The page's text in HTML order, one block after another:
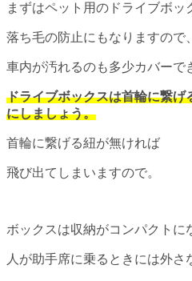
まずはペット用のドライブボッ
落ち毛の防止にもなりますので、
車内が汚れるのも多少カバーで
ドライブボックスは首輪に繋げ
にしましょう。
首輪に繋げる紐が無ければ
飛び出てしまいますので。
ボックスは収納がコンパクトに
人が助手席に乗るときには外さ